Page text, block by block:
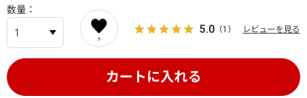
数量
3
5.0 （1） レビューを見る
カートに入れる